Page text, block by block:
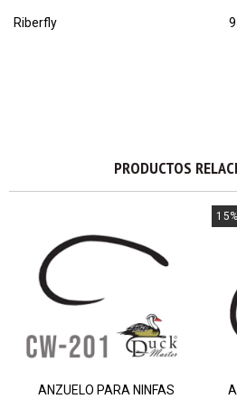
Riberfly
PRODUCTOS
ANZUELO PARA NINFAS
15%